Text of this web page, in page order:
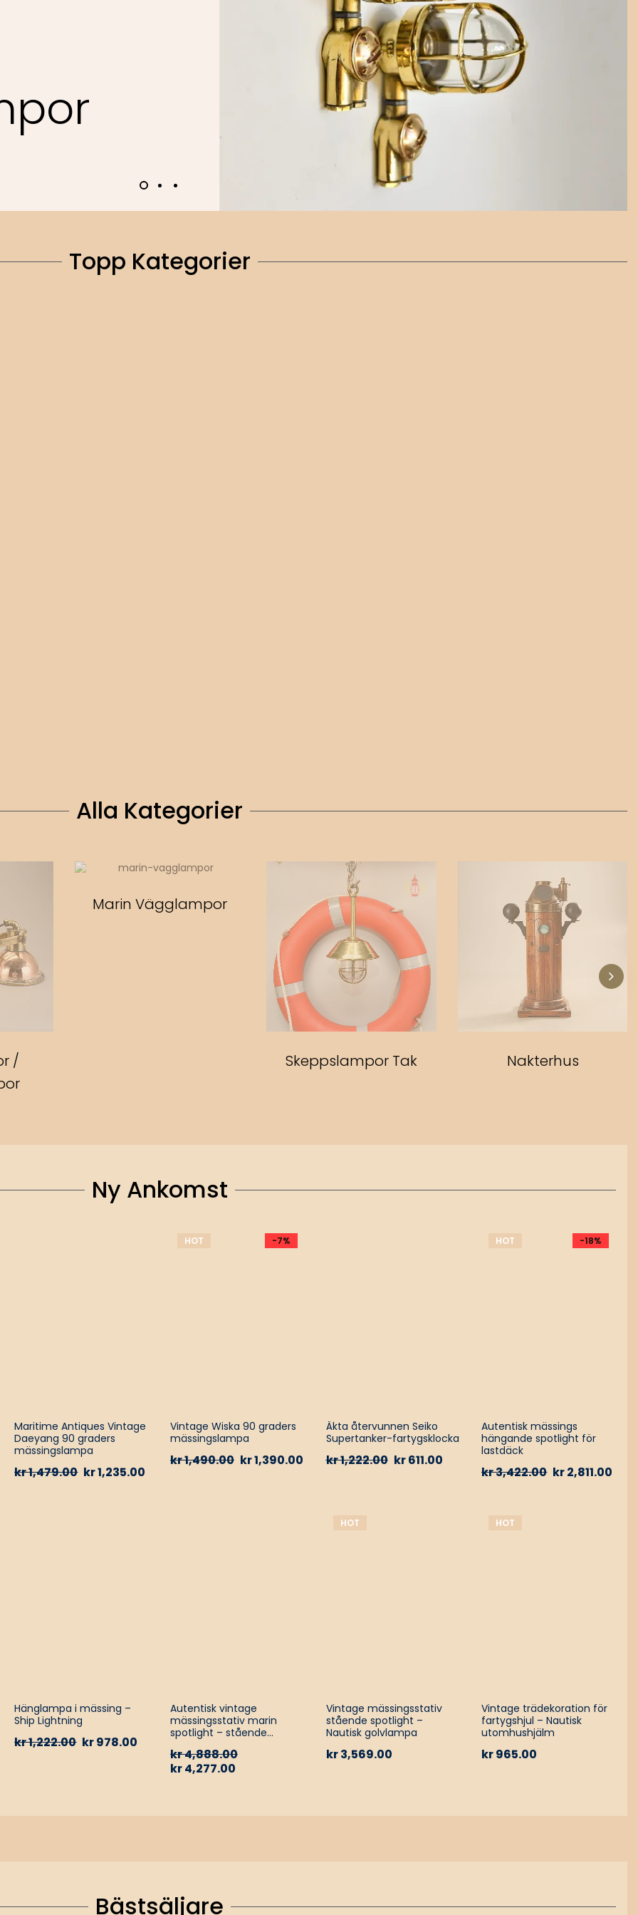
por
Topp Kategorier
Alla Kategorier
/
Marin Vägglampor
Skeppslampor Tak Nakterhus
Ny Ankomst
Maritime Antiques Vintage
Daeyang 90 graders
mässingslampa
kr1,479.00 kr1,235.00
HOT -7%
Vintage Wiska 90 graders
mässingslampa
kr1,490.00 kr1,390.00
-50%
Äkta återvunnen Seiko
Supertanker-fartygsklocka
kr1,222.00 kr611.00
HOT -18%
Autentisk mässings
hängande spotlight för
lastdäck
kr3,422.00 kr2,811.00
Hänglampa i mässing –
Ship Lightning
kr1,222.00 kr978.00
Autentisk vintage
mässingsstativ marin
spotlight – stående
kr4,888.00
kr4,277.00
HOT
Vintage mässingsstativ
stående spotlight –
Nautisk golvlampa
kr3,569.00
HOT
Vintage trädekoration för
fartygshjul – Nautisk
utomhushjälm
kr965.00
Bästsäljare